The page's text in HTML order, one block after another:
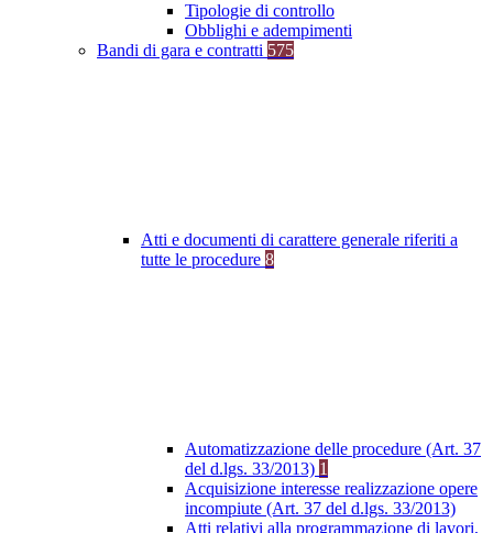
Tipologie di controllo
Obblighi e adempimenti
Bandi di gara e contratti 575
Atti e documenti di carattere generale riferiti a
tutte le procedure 8
Automatizzazione delle procedure (Art. 37
del d.lgs. 33/2013) 1
Acquisizione interesse realizzazione opere
incompiute (Art. 37 del d.lgs. 33/2013)
Atti relativi alla programmazione di lavori,